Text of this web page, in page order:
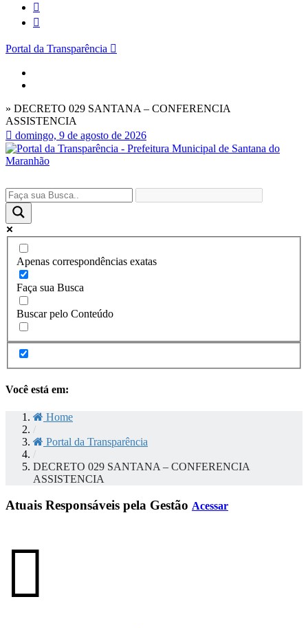
Portal da Transparência
» DECRETO 029 SANTANA – CONFERENCIA
ASSISTENCIA
domingo, 9 de agosto de 2026
Apenas correspondências exatas
Faça sua Busca
Buscar pelo Conteúdo
Você está em:
Home
/
Portal da Transparência
/
DECRETO 029 SANTANA – CONFERENCIA
ASSISTENCIA
Atuais Responsáveis pela Gestão Acessar